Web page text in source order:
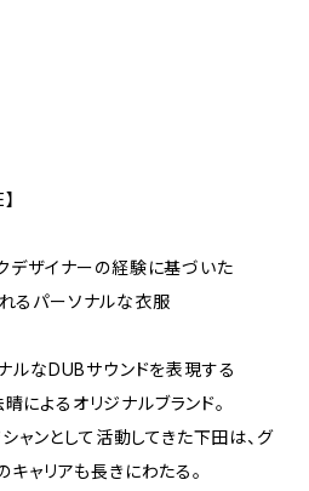
デザイナーの経験に基づいた
るパーソナルな衣服
ルなDUBサウンドを表現する
よるオリジナルブランド。
ャンとして活動してきた下田は、グ
キャリアも長きにわたる。